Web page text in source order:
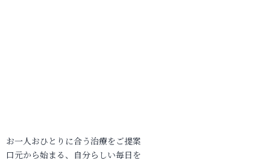
お一人おひとりに合う治療をご提案
口元から始まる、自分らしい毎日を